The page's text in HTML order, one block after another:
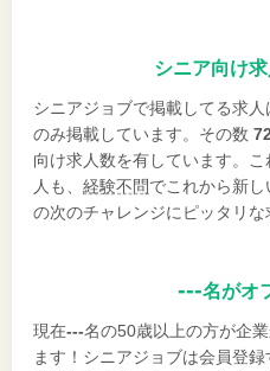
シニア向け求
シニアジョブで掲載してる求人
のみ掲載しています。その数
向け求人数を有しています。
人も、 経験不問でこれから新
の次のチャレンジにピッタリな
---名がオ
現在---名の50歳以上の方が企
ます！シニアジョブは会員登